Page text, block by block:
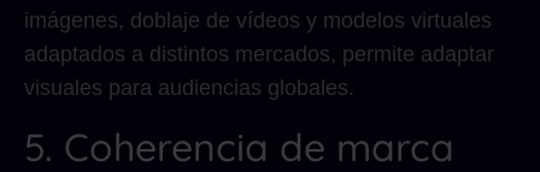
imágenes, doblaje de vídeos y modelos virtuales
adaptados a distintos mercados, permite adaptar
visuales para audiencias globales.
5. Coherencia de marca